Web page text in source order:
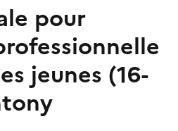
pour
jeunes (16-